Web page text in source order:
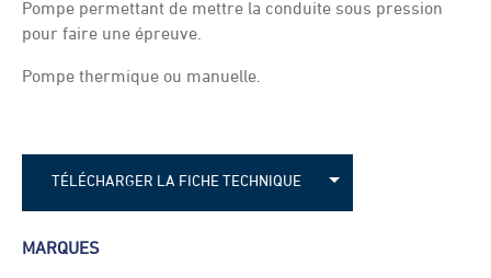
Pompe permettant de mettre la conduite sous pression
pour faire une épreuve.
Pompe thermique ou manuelle.
TÉLÉCHARGER LA FICHE TECHNIQUE
MARQUES